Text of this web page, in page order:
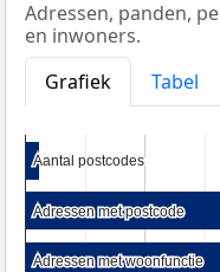
Adressen, panden,
en inwoners.
Grafiek
Tabel
Aantal postcodes
Aantal postcodes
Adressen met postcode
Adressen met postcode
Adressen met woonfunctie
Adressen met woonfunctie